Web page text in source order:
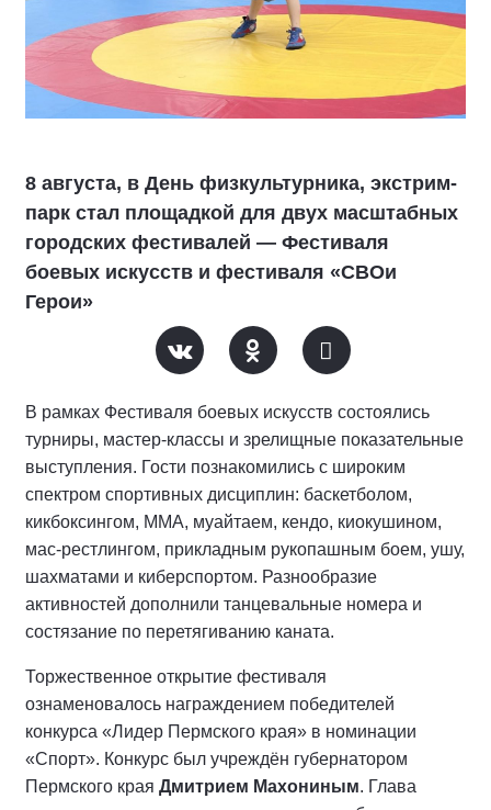
8 августа, в День физкультурника, экстрим-
парк стал площадкой для двух масштабных
городских фестивалей — Фестиваля
боевых искусств и фестиваля «СВОи
Герои»
В рамках Фестиваля боевых искусств состоялись
турниры, мастер-классы и зрелищные показательные
выступления. Гости познакомились с широким
спектром спортивных дисциплин: баскетболом,
кикбоксингом, ММА, муайтаем, кендо, киокушином,
мас-рестлингом, прикладным рукопашным боем, ушу,
шахматами и киберспортом. Разнообразие
активностей дополнили танцевальные номера и
состязание по перетягиванию каната.
Торжественное открытие фестиваля
ознаменовалось награждением победителей
конкурса «Лидер Пермского края» в номинации
«Спорт». Конкурс был учреждён губернатором
Пермского края Дмитрием Махониным. Глава